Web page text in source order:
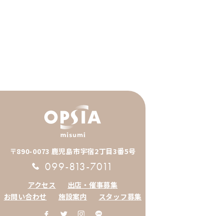
〒890-0073 鹿児島市宇宿2丁目3番5号
099-813-7011
アクセス
出店・催事募集
お問い合わせ
施設案内 スタッフ募集